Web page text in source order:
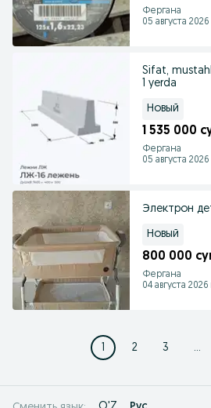
Фергана
05 августа 2026
Sifat,
1 yerda
Новый
1 535 000
Фергана
05 августа 2026
Электрон
Новый
800 000
Фергана
04 августа 2026
1 2 3 ...